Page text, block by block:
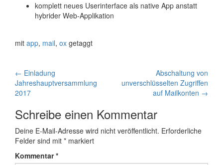
komplett neues Userinterface als native App anstatt
hybrider Web-Applikation
mit app, mail, ox getaggt
Artikel-
Navigation
← Einladung
Jahreshauptversammlung
2017
Abschaltung von
unverschlüsselten Zugriffen
auf Mailkonten →
Schreibe einen Kommentar
Deine E-Mail-Adresse wird nicht veröffentlicht. Erforderliche
Felder sind mit * markiert
Kommentar*